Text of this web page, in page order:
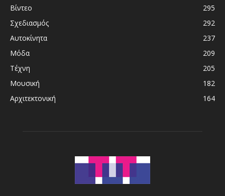
Βίντεο
295
Σχεδιασμός
292
Αυτοκίνητα
237
Μόδα
209
Τέχνη
205
Μουσική
182
Αρχιτεκτονική
164